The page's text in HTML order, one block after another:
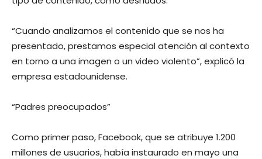
“Cuando analizamos el contenido que se nos ha
presentado, prestamos especial atención al contexto
en torno a una imagen o un video violento”, explicó la
empresa estadounidense.
“Padres preocupados”
Como primer paso, Facebook, que se atribuye 1.200
millones de usuarios, había instaurado en mayo una